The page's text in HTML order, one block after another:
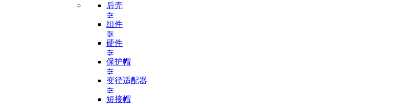
后壳
组件
硬件
保护帽
变径适配器
短接帽